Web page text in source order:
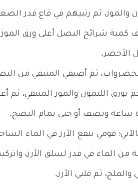
والموز، ثم رتبيهم في قاع قدر
شرائح البصل أعلى ورق الموز
الأخضر.
ثم أضيفي المتبقي من
بورق الليمون والموز المتبقي،
ساعة ونصف أو حتى تمام النضج.
قومي بنقع الأرز في الماء
الماء في قدر لسلق الأرز،
ثم قلبي الأرز.